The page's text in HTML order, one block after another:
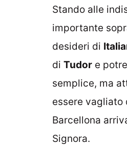
Stando alle
importante
desideri di
di Tudor e
semplice, ma
essere vagliato
Barcellona
Signora.